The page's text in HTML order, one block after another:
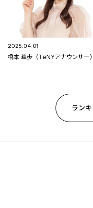
2025.04.01
橋本 華歩（TeNYアナウンサー）
ラン